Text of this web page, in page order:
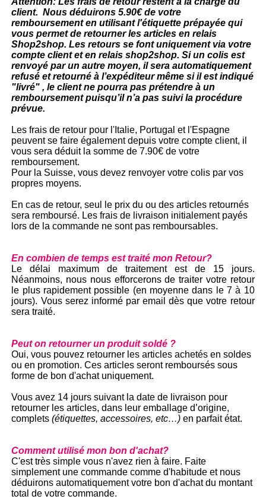
client. Nous déduirons 5.90€ de votre
remboursement en utilisant l'étiquette prépayée qui
vous permet de retourner les articles en relais
Shop2shop. Les retours se font uniquement via votre
compte client et en relais shop2shop. Si un colis est
renvoyé par un autre moyen, il sera automatiquement
refusé et retourné à l’expéditeur même si il est indiqué
"livré" , le client ne pourra pas prétendre à un
remboursement puisqu’il n’a pas suivi la procédure
prévue.
Les frais de retour pour l'Italie, Portugal et l'Espagne
peuvent se faire également depuis votre compte client, il
vous sera déduit la somme de 7.90€ de votre
remboursement.
Pour la Suisse, vous devez renvoyer votre colis par vos
propres moyens.
En cas de retour, seul le prix du ou des articles retournés
sera remboursé. Les frais de livraison initialement payés
lors de la commande ne sont pas remboursables.
En combien de temps est traité mon Retour?
Le délai maximum de traitement est de 15 jours.
Néanmoins, nous nous efforcerons de traiter votre retour
le plus rapidement possible (en moyenne dans le 7 à 10
jours). Vous serez informé par email dès que votre retour
sera traité.
Peut on retourner un produit soldé ?
Oui, vous pouvez retourner les articles achetés en soldes
ou en promotion. Ces articles seront remboursés sous
forme de bon d'achat uniquement.
Vous avez 14 jours suivant la date de livraison pour
retourner les articles, dans leur emballage d’origine,
complets(étiquettes, accessoires, etc…) en parfait état.
Comment utilisé mon bon d'achat?
C'est très simple vous n'avez rien à faire. Faite
simplement une commande comme d'habitude et nous
déduirons automatiquement votre bon d'achat du montant
total de votre commande.